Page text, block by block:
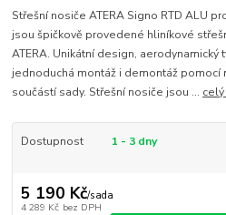
Střešní nosiče ATERA Signo RTD ALU
jsou špičkově provedené hliníkové
ATERA. Unikátní design, aerodynamický
jednoduchá montáž i demontáž pomocí
součástí sady. Střešní nosiče jsou ...
Dostupnost 1 - 3 dny
5 190 Kč/sada
4 289 Kč bez DPH